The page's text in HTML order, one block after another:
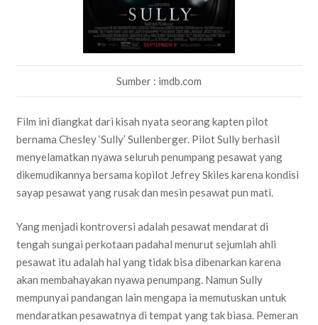
Sumber : imdb.com
Film ini diangkat dari kisah nyata seorang kapten pilot
bernama Chesley ‘Sully’ Sullenberger. Pilot Sully berhasil
menyelamatkan nyawa seluruh penumpang pesawat yang
dikemudikannya bersama kopilot Jefrey Skiles karena kondisi
sayap pesawat yang rusak dan mesin pesawat pun mati.
Yang menjadi kontroversi adalah pesawat mendarat di
tengah sungai perkotaan padahal menurut sejumlah ahli
pesawat itu adalah hal yang tidak bisa dibenarkan karena
akan membahayakan nyawa penumpang. Namun Sully
mempunyai pandangan lain mengapa ia memutuskan untuk
mendaratkan pesawatnya di tempat yang tak biasa. Pemeran